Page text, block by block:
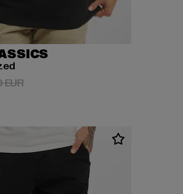
15,99 EUR
EURAktionspreis: 22,99 EUR